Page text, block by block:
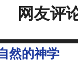
网友评
然的神学